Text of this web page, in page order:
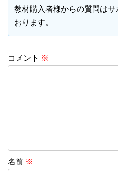
教材購入者様からの質問は
おります。
コメント ※
名前 ※